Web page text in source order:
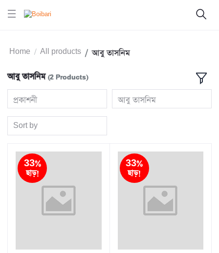
Home All products আবু তাসনিম
আবু তাসনিম (2 Products)
প্রকাশনী আবু তাসনিম
Sort by
33%
ছাড়!
33%
ছাড়!